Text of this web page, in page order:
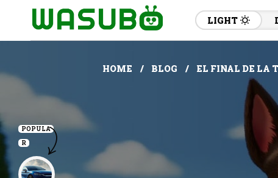
LIGHT
HOME BLOG EL FINAL DE LA
POPULA
R